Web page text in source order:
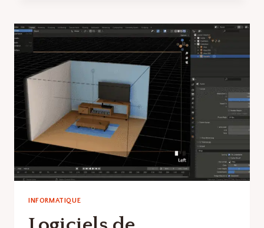
MAQUETTES
:
LES
MEILLEURS
ET
OUTILS
EN
LOGICIELS
DE
DESIGN
GRAPHIQUE
INFORMATIQUE